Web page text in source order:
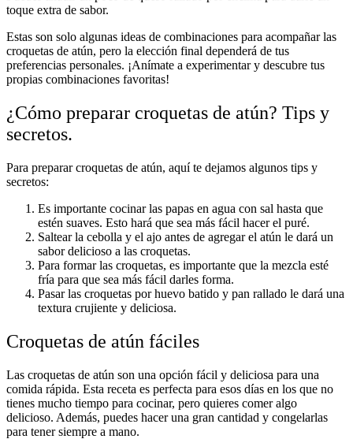
toque extra de sabor.
Estas son solo algunas ideas de combinaciones para acompañar las
croquetas de atún, pero la elección final dependerá de tus
preferencias personales. ¡Anímate a experimentar y descubre tus
propias combinaciones favoritas!
¿Cómo preparar croquetas de atún? Tips y
secretos.
Para preparar croquetas de atún, aquí te dejamos algunos tips y
secretos:
Es importante cocinar las papas en agua con sal hasta que
estén suaves. Esto hará que sea más fácil hacer el puré.
Saltear la cebolla y el ajo antes de agregar el atún le dará un
sabor delicioso a las croquetas.
Para formar las croquetas, es importante que la mezcla esté
fría para que sea más fácil darles forma.
Pasar las croquetas por huevo batido y pan rallado le dará una
textura crujiente y deliciosa.
Croquetas de atún fáciles
Las croquetas de atún son una opción fácil y deliciosa para una
comida rápida. Esta receta es perfecta para esos días en los que no
tienes mucho tiempo para cocinar, pero quieres comer algo
delicioso. Además, puedes hacer una gran cantidad y congelarlas
para tener siempre a mano.